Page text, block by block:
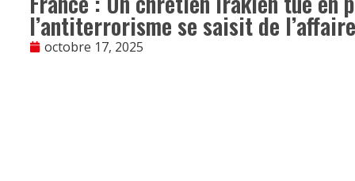
l’antiterrorisme se saisit de l’affaire
octobre 17, 2025